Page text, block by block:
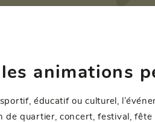
animations
sportif, éducatif ou culturel,
de quartier, concert, festival, fête